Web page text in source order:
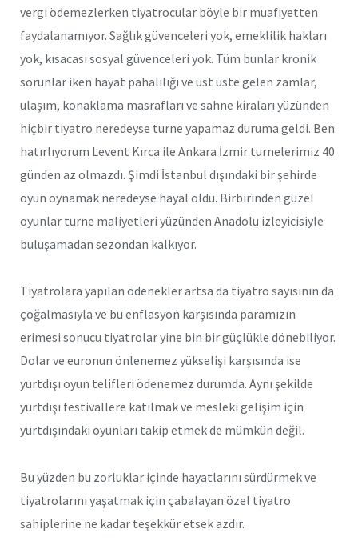
vergi ödemezlerken tiyatrocular böyle bir muafiyetten
faydalanamıyor. Sağlık güvenceleri yok, emeklilik hakları
yok, kısacası sosyal güvenceleri yok. Tüm bunlar kronik
sorunlar iken hayat pahalılığı ve üst üste gelen zamlar,
ulaşım, konaklama masrafları ve sahne kiraları yüzünden
hiçbir tiyatro neredeyse turne yapamaz duruma geldi. Ben
hatırlıyorum Levent Kırca ile Ankara İzmir turnelerimiz 40
günden az olmazdı. Şimdi İstanbul dışındaki bir şehirde
oyun oynamak neredeyse hayal oldu. Birbirinden güzel
oyunlar turne maliyetleri yüzünden Anadolu izleyicisiyle
buluşamadan sezondan kalkıyor.
Tiyatrolara yapılan ödenekler artsa da tiyatro sayısının da
çoğalmasıyla ve bu enflasyon karşısında paramızın
erimesi sonucu tiyatrolar yine bin bir güçlükle dönebiliyor.
Dolar ve euronun önlenemez yükselişi karşısında ise
yurtdışı oyun telifleri ödenemez durumda. Aynı şekilde
yurtdışı festivallere katılmak ve mesleki gelişim için
yurtdışındaki oyunları takip etmek de mümkün değil.
Bu yüzden bu zorluklar içinde hayatlarını sürdürmek ve
tiyatrolarını yaşatmak için çabalayan özel tiyatro
sahiplerine ne kadar teşekkür etsek azdır.